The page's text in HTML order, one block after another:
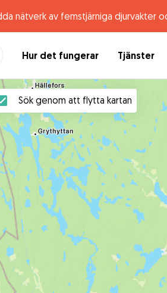
nätverk av femstjärniga djurvakter
Hur det fungerar Tjänster
Sök genom att flytta kartan